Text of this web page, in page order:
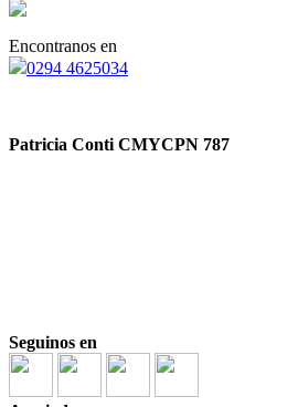
Encontranos en
0294 4625034
Patricia Conti CMYCPN 787
Seguinos en